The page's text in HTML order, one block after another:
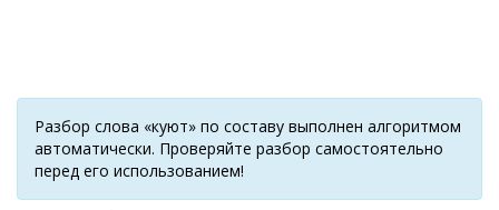
Разбор слова «куют» по составу выполнен алгоритмом
автоматически. Проверяйте разбор самостоятельно
перед его использованием!